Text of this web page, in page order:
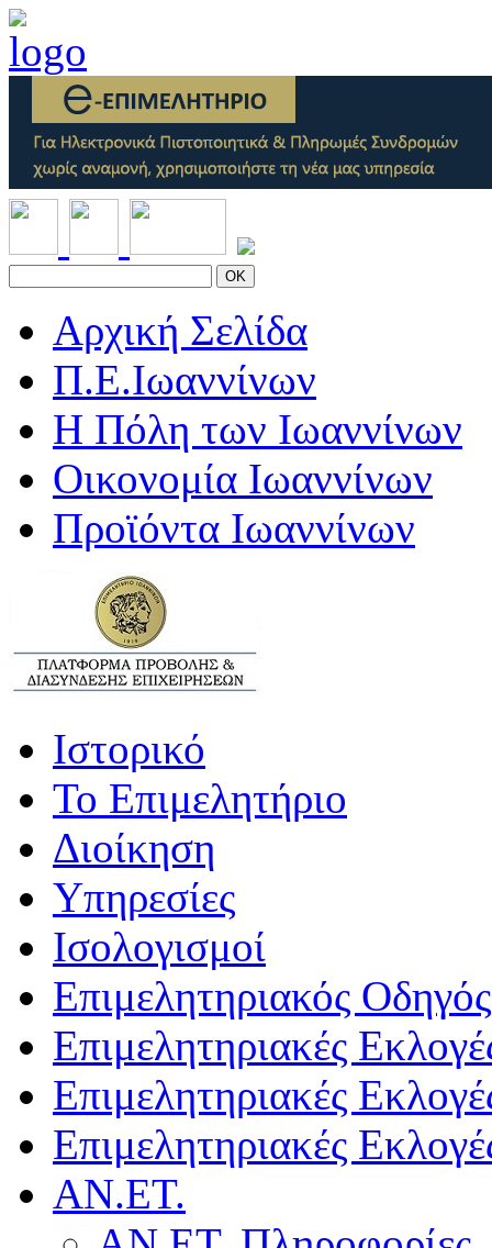
OK
Αρχική Σελίδα
Π.Ε.Ιωαννίνων
Η Πόλη των Ιωαννίνων
Οικονομία Ιωαννίνων
Προϊόντα Ιωαννίνων
Ιστορικό
Το Επιμελητήριο
Διοίκηση
Υπηρεσίες
Ισολογισμοί
Επιμελητηριακός Οδηγός
Επιμελητηριακές
Επιμελητηριακές
Επιμελητηριακές
ΑΝ.ΕΤ.